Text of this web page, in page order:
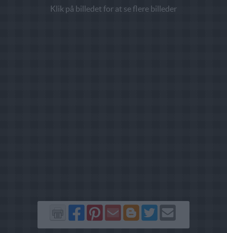
Klik på billedet for at se flere billeder
Del
på
Del
på
Send
via
Del
på
Del
på
Send